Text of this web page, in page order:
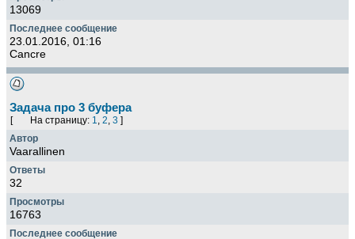
13069
23.01.2016, 01:16
Cancre
Задача про 3 буфера
[ На страницу: 1, 2, 3 ]
Vaarallinen
32
16763